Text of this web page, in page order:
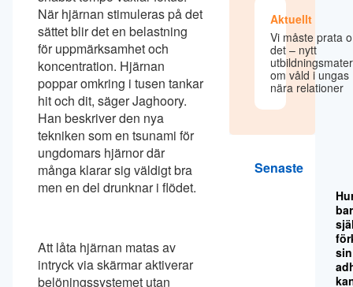
När hjärnan stimuleras på det
sättet blir det en belastning
för uppmärksamhet och
koncentration. Hjärnan
poppar omkring i tusen tankar
hit och dit, säger Jaghoory.
Han beskriver den nya
tekniken som en tsunami för
ungdomars hjärnor där
många klarar sig väldigt bra
men en del drunknar i flödet.
Att låta hjärnan matas av
intryck via skärmar aktiverar
belöningssystemet utan
Aktuellt
Vi måste prata
det – nytt
om våld i ungas
nära relationer
Senaste
sin